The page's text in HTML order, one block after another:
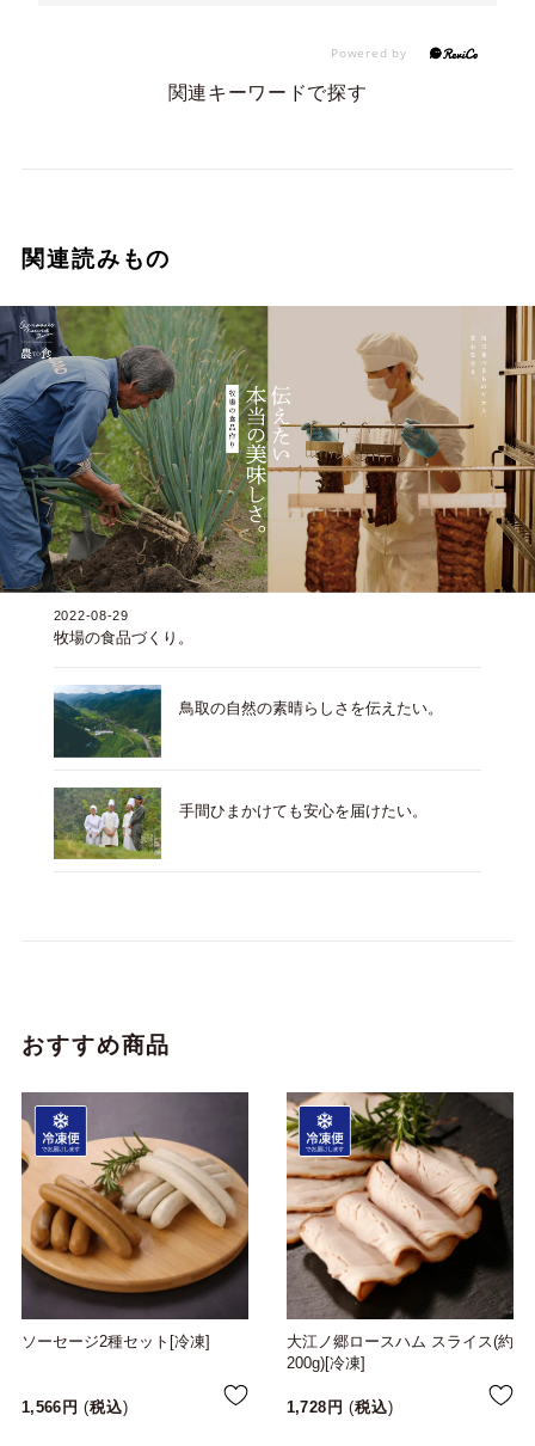
関連キーワードで探す
関連読みもの
2022-08-29
牧場の食品づくり。
鳥取の自然の素晴らしさを伝えたい。
手間ひまかけても安心を届けたい。
おすすめ商品
ソーセージ2種セット[冷凍]
1,566 税込
大江ノ郷ロースハム スライス(約
200g)[冷凍]
1,728 税込